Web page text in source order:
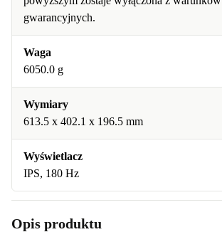
gwarancyjnych.
Waga
6050.0 g
Wymiary
613.5 x 402.1 x 196.5 mm
Wyświetlacz
IPS, 180 Hz
Opis produktu